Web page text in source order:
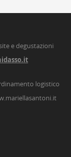
e degustazioni
logistico